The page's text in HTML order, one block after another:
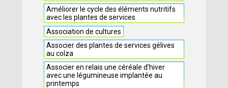
Améliorer le cycle des éléments nutritifs
avec les plantes de services
Association de cultures
Associer des plantes de services gélives
au colza
Associer en relais une céréale d’hiver
avec une légumineuse implantée au
printemps